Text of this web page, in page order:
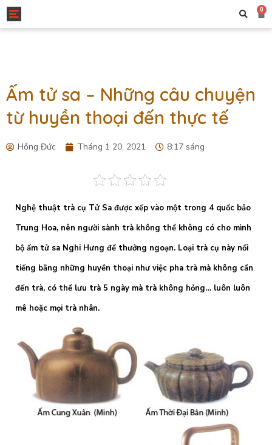
Toggle navigation 0
Ấm tử sa – Những câu chuyện
từ huyền thoại đến thực tế
Hồng Đức Tháng 1 20, 2021 8:17 sáng
Nghệ thuật trà cụ Tử Sa được xếp vào một trong 4 quốc bảo
Trung Hoa, nên người sành trà không thể không có cho mình
bộ ấm tử sa Nghi Hưng để thưởng ngoạn. Loại trà cụ này nổi
tiếng bằng những huyền thoại như việc pha trà mà không cần
đến trà, có thể lưu trà 5 ngày mà trà không hỏng… luôn luôn
mê hoặc mọi trà nhân.